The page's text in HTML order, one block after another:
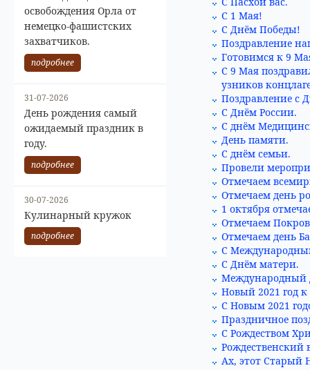
освобождения Орла от
немецко-фашистских
захватчиков.
подробнее
31-07-2026
День рождения самый
ожидаемый праздник в
году.
подробнее
30-07-2026
Кулинарный кружок
подробнее
С 1 Мая!
С Днём Победы!
Поздравление
Готовимся к 9
С 9 Мая
узников
Поздравление с
С Днём России.
С днём
День памяти.
С днём семьи.
Провели
Отмечаем
Отмечаем день
1 октября
Отмечаем
Отмечаем день
С
С Днём матери.
Международный
Новый 2021 год
С Новым 2021
Праздничное
С Рождеством
Рождественский
Ах, этот Старый